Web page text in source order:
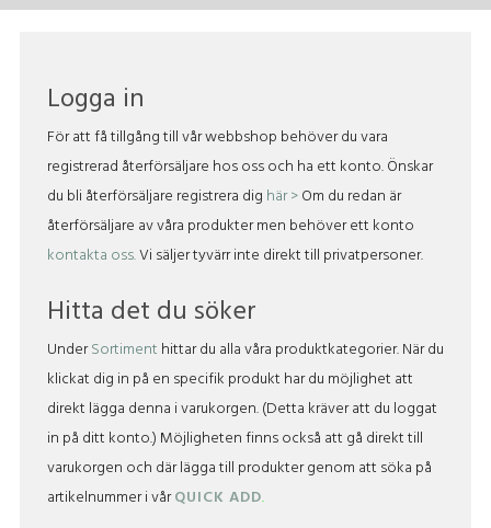
Logga in
För att få tillgång till vår webbshop behöver du vara
registrerad återförsäljare hos oss och ha ett konto. Önskar
du bli återförsäljare registrera dighär >Om du redan är
återförsäljare av våra produkter men behöver ett konto
kontakta oss.Vi säljer tyvärr inte direkt till privatpersoner.
Hitta det du söker
UnderSortimenthittar du alla våra produktkategorier. När du
klickat dig in på en specifik produkt har du möjlighet att
direkt lägga denna i varukorgen. (Detta kräver att du loggat
in på ditt konto.) Möjligheten finns också att gå direkt till
varukorgen och där lägga till produkter genom att söka på
artikelnummer i vårQUICK ADD.